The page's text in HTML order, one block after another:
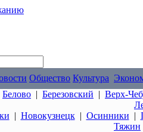
Общество Культура
Белово | Березовский | Верх-
| Новокузнецк| Осинники |
Тяжин